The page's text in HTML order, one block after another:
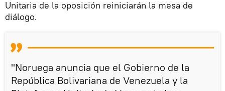
Unitaria de la oposición reiniciarán la mesa de
diálogo.
"Noruega anuncia que el Gobierno de la
República Bolivariana de Venezuela y la